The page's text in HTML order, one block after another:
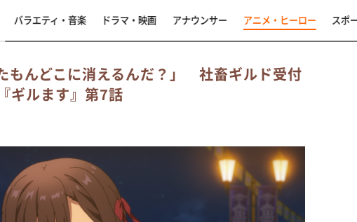
バラエティ・音楽 ドラマ・映画 アナウンサー アニメ・ヒーロー スポ
もんどこに消えるんだ？」 社畜ギルド受付
ギルます』第7話